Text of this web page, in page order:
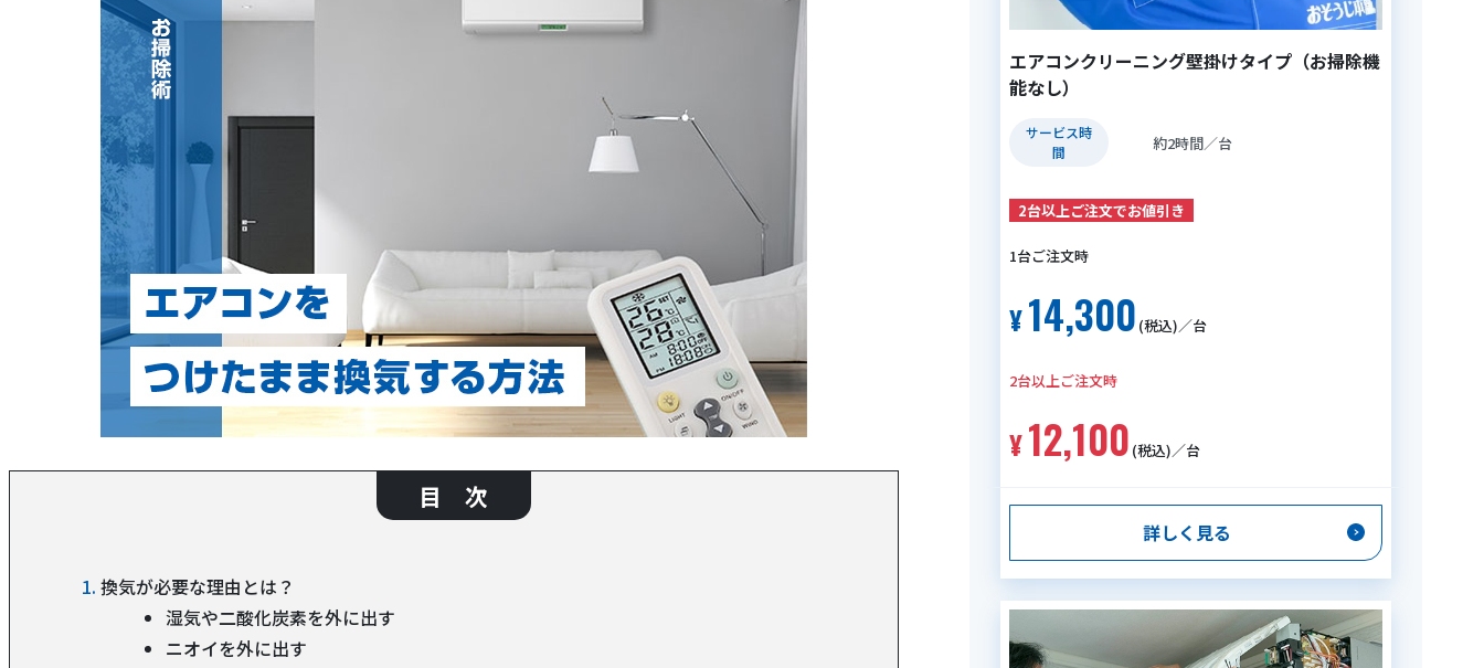
目 次
換気が必要な理由とは？
湿気や二酸化炭素を外に出す
ニオイを外に出す
エアコンクリーニング壁掛けタイプ（お掃除機
能なし）
サービス時
間
約2時間／台
2台以上ご注文でお値引き
14,300 (税込)／台
12,100 (税込)／台
詳しく見る